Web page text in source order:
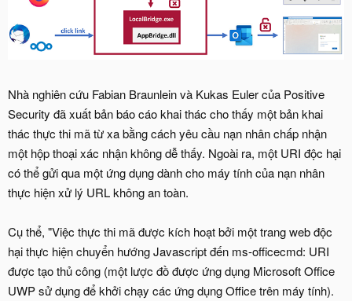
Nhà nghiên cứu Fabian Braunlein và Kukas Euler của Positive
Security đã xuất bản báo cáo khai thác cho thấy một bản khai
thác thực thi mã từ xa bằng cách yêu cầu nạn nhân chấp nhận
một hộp thoại xác nhận không dễ thấy. Ngoài ra, một URI độc hại
có thể gửi qua một ứng dụng dành cho máy tính của nạn nhân
thực hiện xử lý URL không an toàn.
Cụ thể, "Việc thực thi mã được kích hoạt bởi một trang web độc
hại thực hiện chuyển hướng Javascript đến ms-officecmd: URI
được tạo thủ công (một lược đồ được ứng dụng Microsoft Office
UWP sử dụng để khởi chạy các ứng dụng Office trên máy tính).